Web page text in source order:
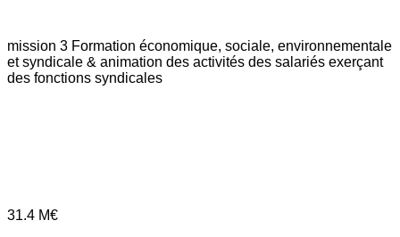
mission 3 Formation économique, sociale, environnementale
et syndicale & animation des activités des salariés exerçant
des fonctions syndicales
31.4 M€